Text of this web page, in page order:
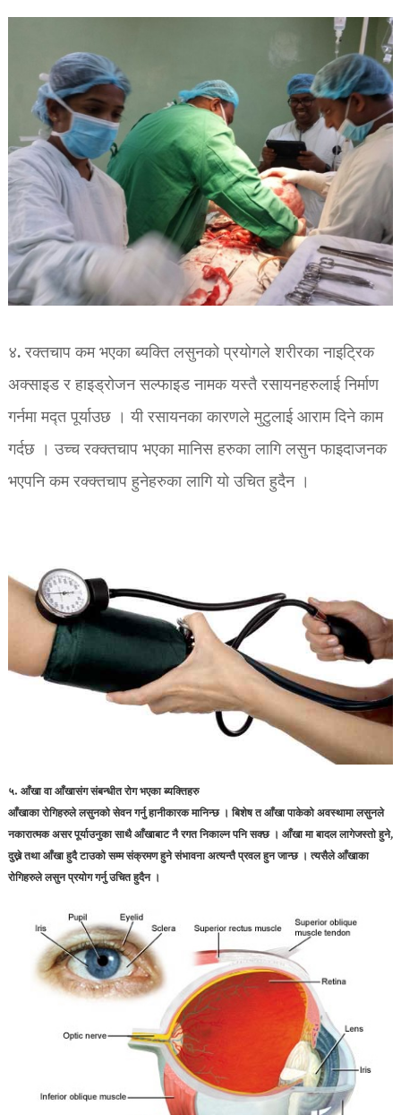
४. रक्तचाप कम भएका ब्यक्तिलसुनको प्रयोगले शरीरका नाइट्रिक
अक्साइड र हाइड्रोजन सल्फाइड नामक यस्तै रसायनहरुलाई निर्माण
गर्नमा मद्त पूर्याउछ । यी रसायनका कारणले मुटुलाई आराम दिने काम
गर्दछ । उच्च रक्क्तचाप भएका मानिस हरुका लागि लसुन फाइदाजनक
भएपनि कम रक्क्तचाप हुनेहरुका लागि यो उचित हुदैन ।
५. आँखा वा आँखासंग संबन्धीत रोग भएका ब्यक्तिहरु
आँखाका रोगिहरुले लसुनको सेवन गर्नु हानीकारक मानिन्छ । बिशेष त आँखा पाकेको अवस्थामा लसुनले
नकारात्मक असर पूर्याउनुका साथै आँखाबाट नै रगत निकाल्न पनि सक्छ । आँखा मा बादल लागेजस्तो हुने,
दुख्ने तथा आँखा हुदै टाउको सम्म संक्रमण हुने संभावना अत्यन्तै प्रवल हुन जान्छ । त्यसैले आँखाका
रोगिहरुले लसुन प्रयोग गर्नु उचित हुदैन ।